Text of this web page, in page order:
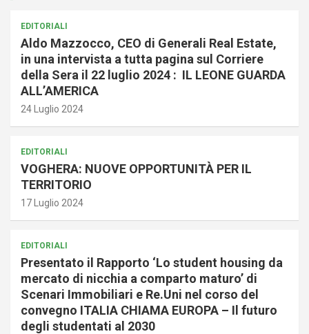
EDITORIALI
Aldo Mazzocco, CEO di Generali Real Estate,
in una intervista a tutta pagina sul Corriere
della Sera il 22 luglio 2024 : IL LEONE GUARDA
ALL’AMERICA
24 Luglio 2024
EDITORIALI
VOGHERA: NUOVE OPPORTUNITÀ PER IL
TERRITORIO
17 Luglio 2024
EDITORIALI
Presentato il Rapporto ‘Lo student housing da
mercato di nicchia a comparto maturo’ di
Scenari Immobiliari e Re.Uni nel corso del
convegno ITALIA CHIAMA EUROPA – Il futuro
degli studentati al 2030